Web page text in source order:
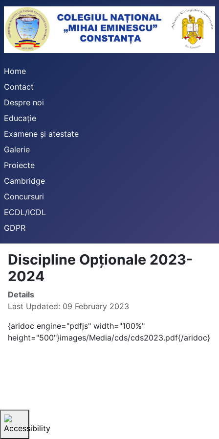
Home
Contact
Despre noi
Educație
Examene și atestate
Galerie
Proiecte
Cambridge
Concursuri
ECDL/ICDL
GDPR
Discipline Opționale 2023-
2024
Details
Last Updated: 09 February 2023
{aridoc engine="pdfjs" width="100%"
height="500"}images/Media/cds/cds2023.pdf{/aridoc}